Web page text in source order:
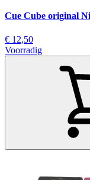
Cue Cube original
€ 12,50
Voorradig